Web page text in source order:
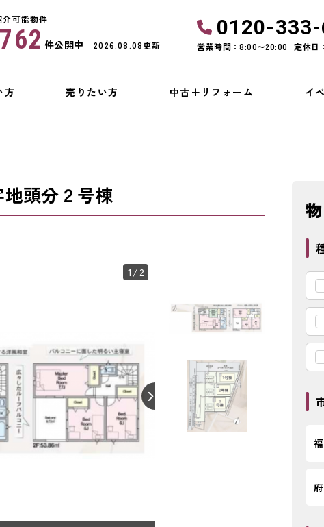
介可能物件
件公開中 2026.08.08更新
0120-
営業時間：8:00〜20:00 定休日
方 売りたい方 中古＋リフォーム イ
頭分２号棟
1 /2